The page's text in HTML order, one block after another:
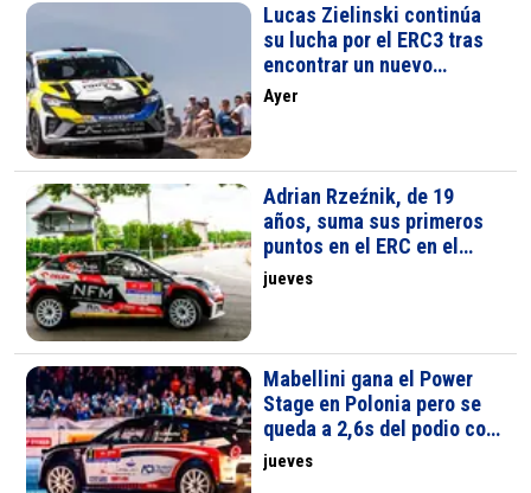
Lucas Zielinski continúa
su lucha por el ERC3 tras
encontrar un nuevo
patrocinador
Ayer
Adrian Rzeźnik, de 19
años, suma sus primeros
puntos en el ERC en el
Rally de Polonia con el
Škoda Fabia RS Rally2
jueves
Mabellini gana el Power
Stage en Polonia pero se
queda a 2,6s del podio con
el Lancia Ypsilon Rally2 HF
Integrale
jueves